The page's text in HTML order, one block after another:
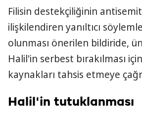
Filisin destekçiliğinin
ilişkilendiren yanıltıcı
olunması önerilen bildiride,
Halil'in serbest bırakılması
kaynakları tahsis etmeye
Halil'in tutuklanması